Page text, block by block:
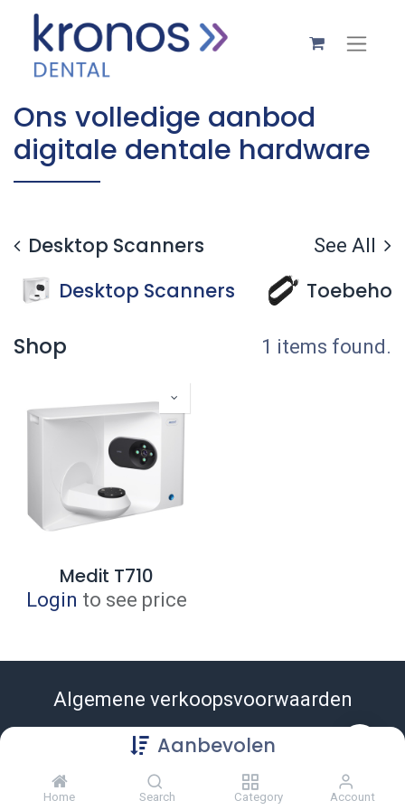
Aanbevolen
Home Search Category Account
Ons volledige aanbod
digitale dentale hardware
Desktop Scanners See All
Desktop Scanners
Shop 1 items found.
Medit T710
Login to see price
Algemene verkoopsvoorwaarden